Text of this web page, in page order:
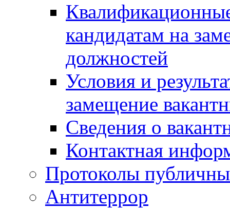
кандидатам на
должностей
Условия и
замещение
Сведения о
Контактная
Протоколы
Антитеррор